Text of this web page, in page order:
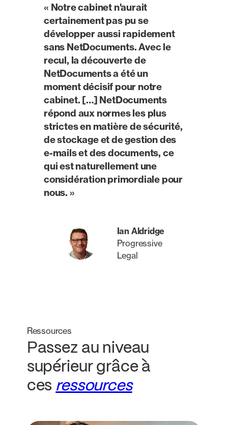
« Notre cabinet n'aurait
certainement pas pu se
développer aussi rapidement
sans NetDocuments. Avec le
recul, la découverte de
NetDocuments a été un
moment décisif pour notre
cabinet. […] NetDocuments
répond aux normes les plus
strictes en matière de sécurité,
de stockage et de gestion des
e-mails et des documents, ce
qui est naturellement une
considération primordiale pour
nous. »
Ian Aldridge
Progressive
Legal
Ressources
Passez au niveau
supérieur grâce à
ces ressources